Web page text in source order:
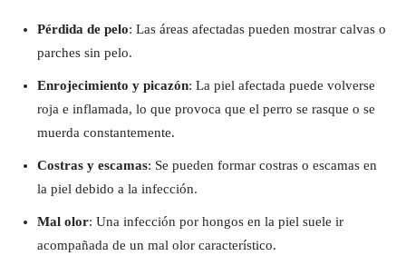
Pérdida de pelo: Las áreas afectadas pueden mostrar calvas o
parches sin pelo.
Enrojecimiento y picazón: La piel afectada puede volverse
roja e inflamada, lo que provoca que el perro se rasque o se
muerda constantemente.
Costras y escamas: Se pueden formar costras o escamas en
la piel debido a la infección.
Mal olor: Una infección por hongos en la piel suele ir
acompañada de un mal olor característico.